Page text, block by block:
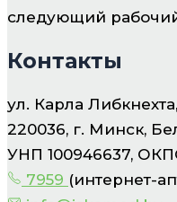
следующий
Контакты
ул. Карла
220036, г. Минск,
УНП 100946637,
7959 (интернет-